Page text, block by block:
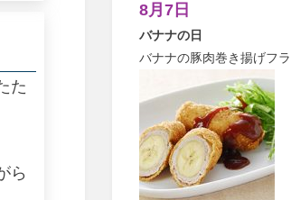
た
ら
8月7日
バナナの日
バナナの豚肉巻き揚げフ